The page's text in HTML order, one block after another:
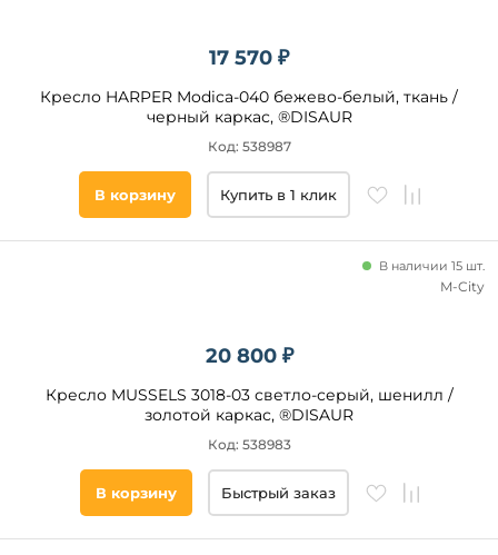
17 570 ₽
Кресло HARPER Modica-040 бежево-белый, ткань /
черный каркас, ®DISAUR
Код: 538987
В корзину Купить в 1 клик
20 800 ₽
Кресло MUSSELS 3018-03 светло-серый, шенилл /
золотой каркас, ®DISAUR
В наличии 15 шт.
Код: 538983
M-City
В корзину Быстрый заказ